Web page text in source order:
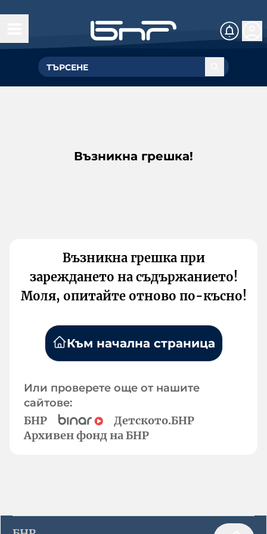
Възникна грешка!
Възникна грешка при
зареждането на съдържанието!
Моля, опитайте отново по-късно!
Към начална страница
Или проверете още от нашите
сайтове:
БНР
Детското.БНР
Архивен фонд на БНР